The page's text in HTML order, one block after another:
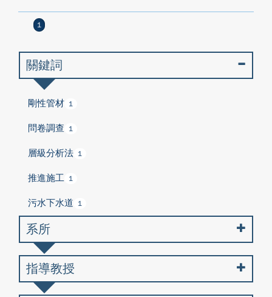
1
關鍵詞
剛性管材 1
問卷調查 1
層級分析法 1
推進施工 1
污水下水道 1
系所
指導教授